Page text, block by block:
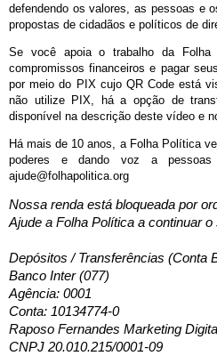
defendendo os valores, as pessoas e
propostas de cidadãos e políticos de
Se você apoia o trabalho da
compromissos financeiros e pagar
por meio do PIX cujo QR Code está
não utilize PIX, há a opção de
disponível na descrição deste vídeo e
Há mais de 10 anos, a Folha Política
poderes e dando voz a
ajude@folhapolitica.org
Nossa renda está bloqueada por
Ajude a Folha Política a continuar
Depósitos / Transferências (Conta
Banco Inter (077)
Agência: 0001
Conta: 10134774-0
Raposo Fernandes Marketing
CNPJ 20.010.215/0001-09